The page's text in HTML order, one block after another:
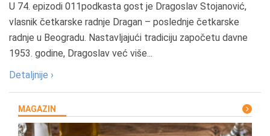
U 74. epizodi 011podkasta gost je Dragoslav Stojanović,
vlasnik četkarske radnje Dragan – poslednje četkarske
radnje u Beogradu. Nastavljajući tradiciju započetu davne
1953. godine, Dragoslav već više...
Detaljnije ›
MAGAZIN